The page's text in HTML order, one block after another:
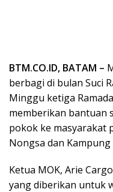
BTM.CO.ID, BATAM –
berbagi di bulan Suci
Minggu ketiga
memberikan bantuan
pokok ke masyarakat
Nongsa dan Kampung
Ketua MOK, Arie
yang diberikan untuk